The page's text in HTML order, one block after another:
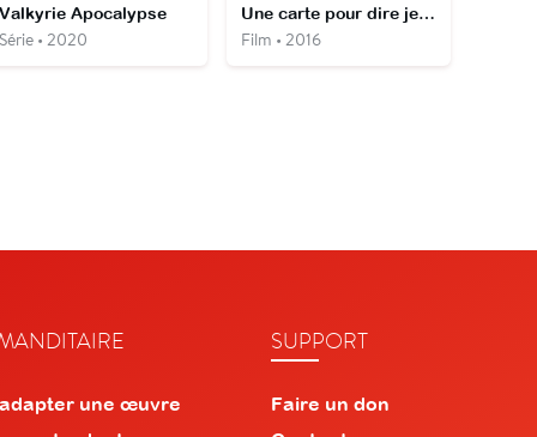
Apocalypse
• 2020
Une carte pour dire je t'aime
Film • 2016
une œuvre
SUPPORT
Faire un don